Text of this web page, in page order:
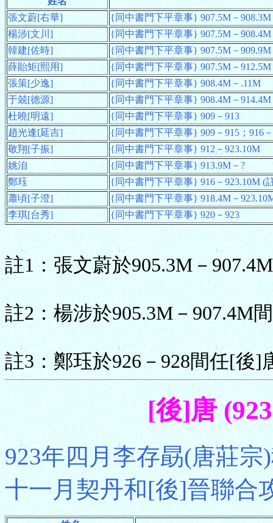
張文蔚[右華]
{同中書門下平章事} 907.5M－908.3M
楊涉[文川]
{同中書門下平章事} 907.5M－908.4M
韓建[佐時]
{同中書門下平章事} 907.5M－909.9M
薛貽矩[熙用]
{同中書門下平章事} 907.5M－912.5M
張策[少逸]
{同中書門下平章事} 908.4M－.11M
于兢[德源]
{同中書門下平章事} 908.4M－914.4M
杜曉[明遠]
{同中書門下平章事} 909－913
趙光逢[延吉]
{同中書門下平章事} 909－915；916
敬翔[子振]
{同中書門下平章事} 912－923.10M
姚洎
{同中書門下平章事} 913.9M－?
鄭珏
{同中書門下平章事} 916－923.10M (
蕭頃[子澄]
{同中書門下平章事} 918.4M－
李琪[台秀]
{同中書門下平章事} 920－923
註1：張文蔚於905.3M－
註2：楊涉於905.3M－907.4M
註3：鄭珏於926－928間任[後]
[後]唐
923年四月李存勗(唐莊
十一月契丹和[後]晉聯合